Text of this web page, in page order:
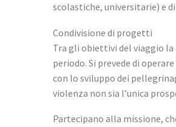
scolastiche, universitarie) e
Condivisione di progetti
Tra gli obiettivi del viaggio
periodo. Si prevede di
con lo sviluppo dei
violenza non sia l’unica
Partecipano alla missione,